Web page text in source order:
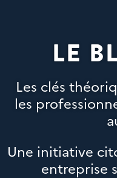
LE
Les clés
les
Une initiative
entreprise